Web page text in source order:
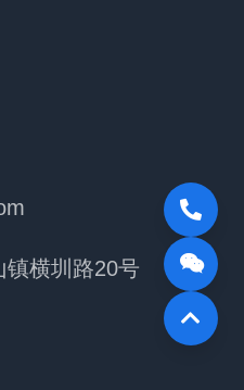
镇横圳路20号